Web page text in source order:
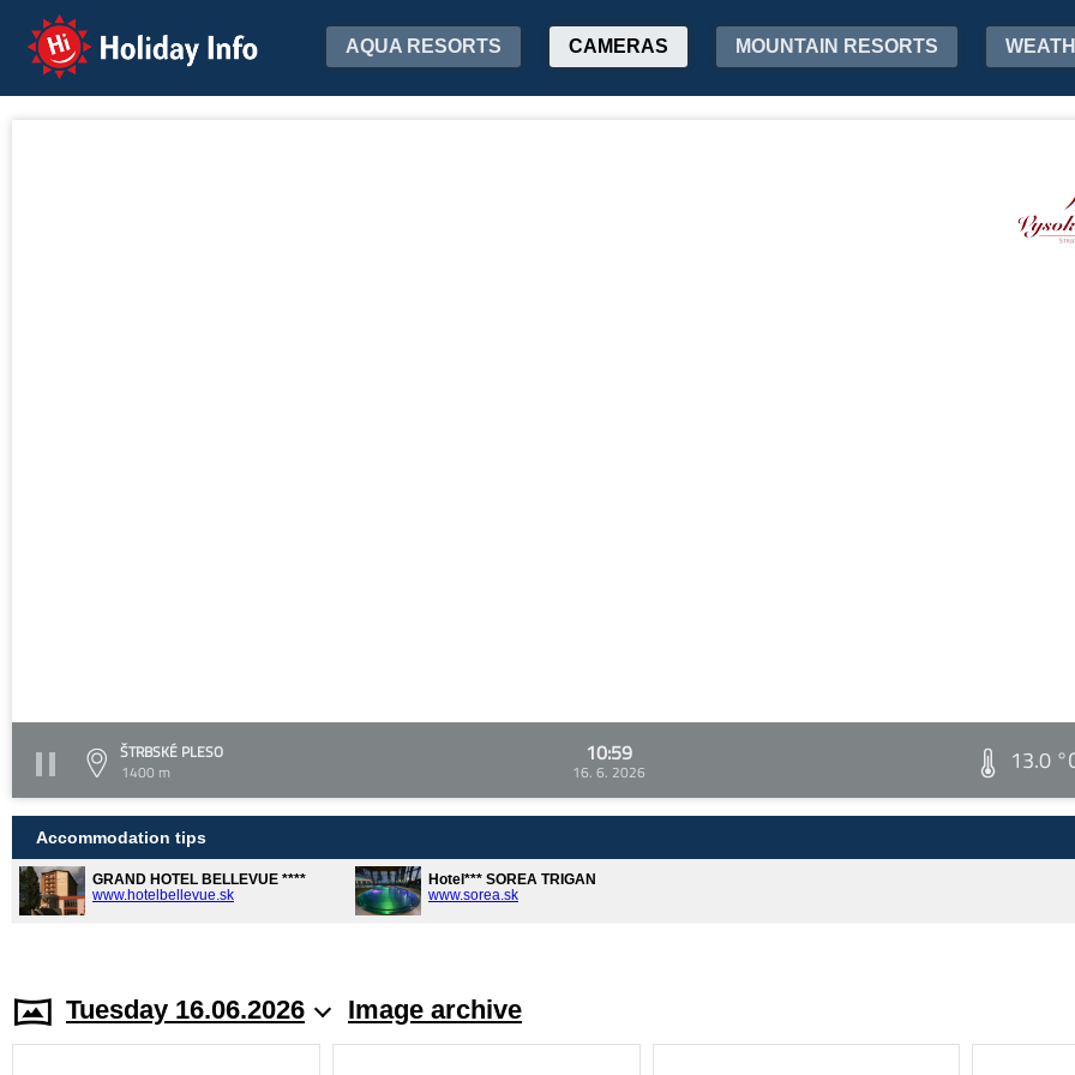
Holiday Info AQUA RESORTS CAMERAS MOUNTAIN RESORTS
ŠTRBSKÉ PLESO
1400 m
10:59
16. 6. 2026 13.0
Accommodation tips
GRAND HOTEL BELLEVUE ****
www.hotelbellevue.sk
Hotel*** SOREA TRIGAN
www.sorea.sk
Tuesday 16.06.2026 Image archive